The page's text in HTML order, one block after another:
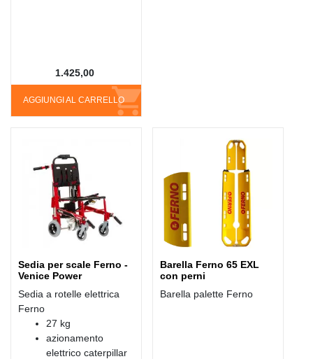
AGGIUNGI AL CARRELLO
1.425,00
Sedia per scale Ferno -
Venice Power
Sedia a rotelle elettrica
Ferno
27 kg
azionamento
elettrico caterpillar
Barella Ferno 65 EXL
con perni
Barella palette Ferno